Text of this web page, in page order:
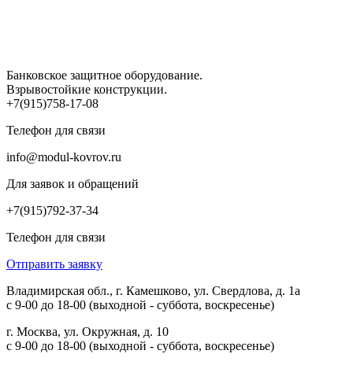
Банковское защитное оборудование.
Взрывостойкие конструкции.
+7(915)758-17-08
Телефон для связи
info@modul-kovrov.ru
Для заявок и обращений
+7(915)792-37-34
Телефон для связи
Отправить заявку
Владимирская обл., г. Камешково, ул. Свердлова, д. 1а
с 9-00 до 18-00 (выходной - суббота, воскресенье)
г. Москва, ул. Окружная, д. 10
с 9-00 до 18-00 (выходной - суббота, воскресенье)